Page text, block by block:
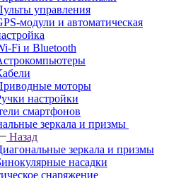
управления
модули и автоматическая
Fi и Bluetooth
моторы
настройки
смартфонов
зеркала и призмы
Назад
зеркала и призмы
насадки
снаряжение